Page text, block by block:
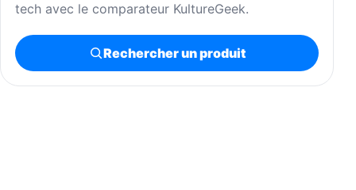
tech avec le comparateur KultureGeek.
Rechercher un produit